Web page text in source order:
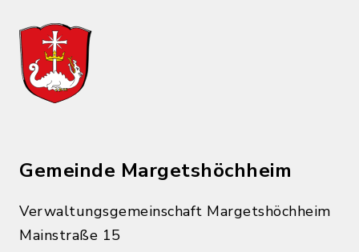
Gemeinde Margetshöchheim
Verwaltungsgemeinschaft Margetshöchheim
Mainstraße 15